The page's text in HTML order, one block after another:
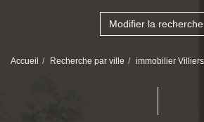
Modifier la
Accueil Recherche par ville immobilier